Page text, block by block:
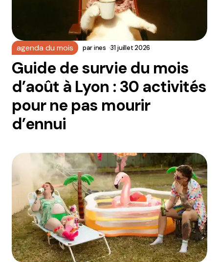
agenda du mois parines 31 juillet 2026
Guide de survie du mois
d’août à Lyon : 30 activités
pour ne pas mourir
d’ennui